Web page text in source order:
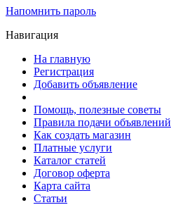
Напомнить пароль
Навигация
На главную
Регистрация
Добавить объявление
Помощь, полезные советы
Правила подачи объявлений
Как создать магазин
Платные услуги
Каталог статей
Договор оферта
Карта сайта
Статьи